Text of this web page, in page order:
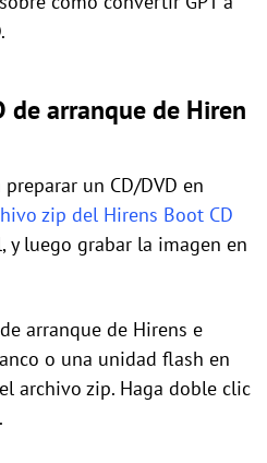
de arranque de Hiren
un CD/DVD en
zip del Hirens Boot CD
luego grabar la imagen en
arranque de Hirens e
o una unidad flash en
archivo zip. Haga doble clic